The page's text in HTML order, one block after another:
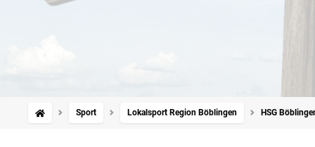
Sport Lokalsport Region Böblingen HSG